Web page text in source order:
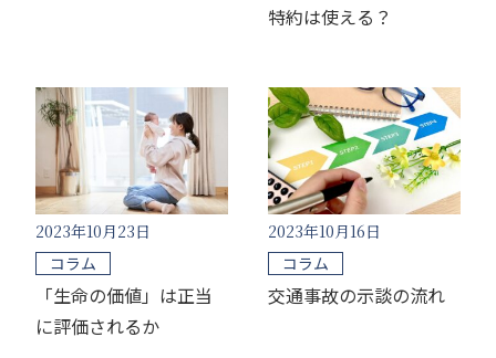
特約は使える？
2023年10月23日
コラム
「生命の価値」は正当
に評価されるか
2023年10月16日
コラム
交通事故の示談の流れ